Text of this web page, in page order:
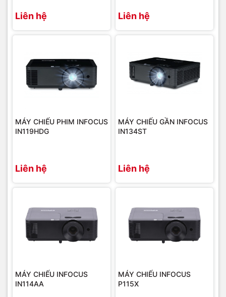
Liên hệ Liên hệ
MÁY CHIẾU PHIM INFOCUS
IN119HDG
Liên hệ
MÁY CHIẾU GẦN INFOCUS
IN134ST
Liên hệ
MÁY CHIẾU INFOCUS
IN114AA
MÁY CHIẾU INFOCUS
P115X